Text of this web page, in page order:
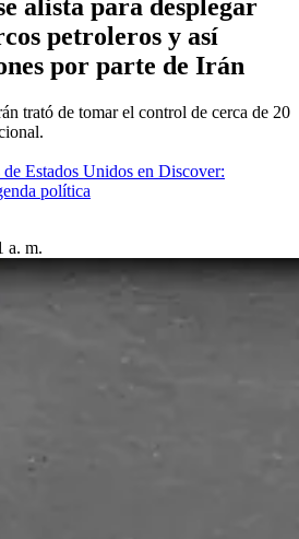
alista para desplegar
petroleros y así
por parte de Irán
trató de tomar el control de cerca de 20
Estados Unidos en Discover:
política
a. m.